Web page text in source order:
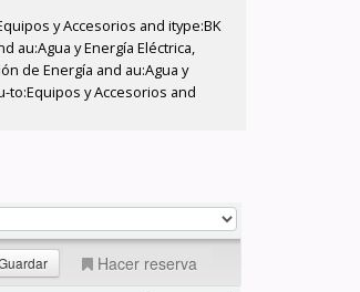
y Accesorios and itype:BK
au:Agua y Energía Eléctrica,
de Energía and au:Agua y
to:Equipos y Accesorios and
Hacer reserva